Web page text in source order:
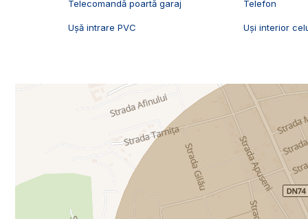
Telecomandă poartă garaj Telefon
Ușă intrare PVC Uși interior